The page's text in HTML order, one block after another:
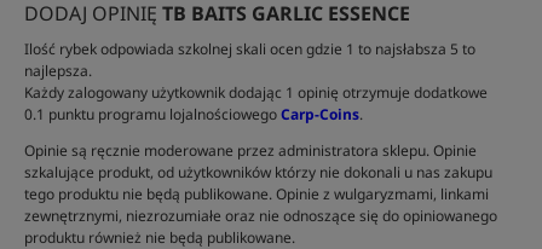
DODAJ OPINIĘ TB BAITS GARLIC ESSENCE
Ilość rybek odpowiada szkolnej skali ocen gdzie 1 to najsłabsza 5 to
najlepsza.
Każdy zalogowany użytkownik dodając 1 opinię otrzymuje dodatkowe
0.1 punktu programu lojalnościowegoCarp-Coins.
Opinie są ręcznie moderowane przez administratora sklepu. Opinie
szkalujące produkt, od użytkowników którzy nie dokonali u nas zakupu
tego produktu nie będą publikowane. Opinie z wulgaryzmami, linkami
zewnętrznymi, niezrozumiałe oraz nie odnoszące się do opiniowanego
produktu również nie będą publikowane.